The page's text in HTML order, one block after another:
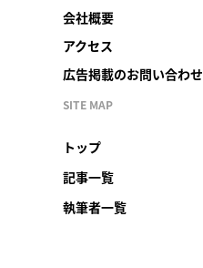
会社概要
アクセス
広告掲載のお問い合わせ
SITE MAP
トップ
記事一覧
執筆者一覧